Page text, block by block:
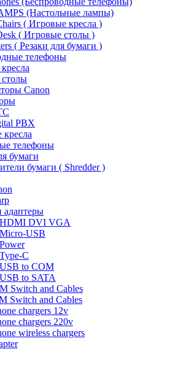
(Настольные лампы)
( Игровые кресла )
( Игровые столы )
( Резаки для бумаги )
телефоны
Canon
PBX
телефоны
бумаги
бумаги ( Shredder )
адаптеры
HDMI DVI VGA
USB
C
to COM
to SATA
Switch and Cables
Switch and Cables
chargers 12v
chargers 220v
wireless chargers